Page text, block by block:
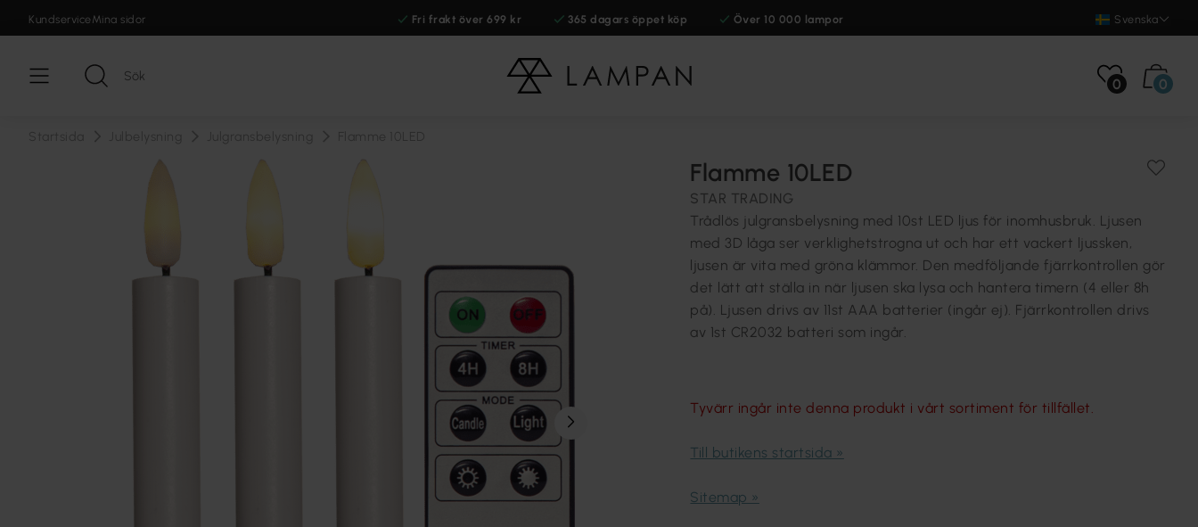
KundserviceMina sidor Fri frakt över 699 kr 365 dagars öppet köp Över 10 000 lampor Svenska
0 0
Flamme 10LED
STAR TRADING
Trådlös julgransbelysning med 10st LED ljus för inomhusbruk. Ljusen
med 3D låga ser verklighetstrogna ut och har ett vackert ljussken,
ljusen är vita med gröna klämmor. Den medföljande fjärrkontrollen gör
det lätt att ställa in när ljusen ska lysa och hantera timern (4 eller 8h
på). Ljusen drivs av 11st AAA batterier (ingår ej). Fjärrkontrollen drivs
av 1st CR2032 batteri som ingår.
Tyvärr ingår inte denna produkt i vårt sortiment för tillfället.
Till butikens startsida »
Sitemap »